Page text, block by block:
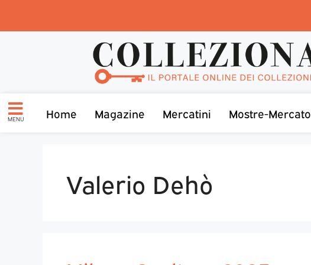
MENU Home Magazine Mercatini Mostre-Mercato
Valerio Dehò